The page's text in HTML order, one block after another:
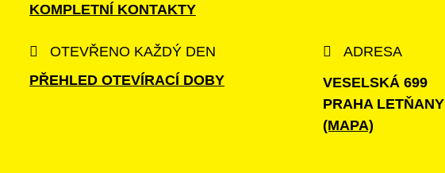
KOMPLETNÍ KONTAKTY
OTEVŘENO KAŽDÝ DEN
PŘEHLED OTEVÍRACÍ DOBY
ADRESA
VESELSKÁ 699
PRAHA LETŇANY
(MAPA)